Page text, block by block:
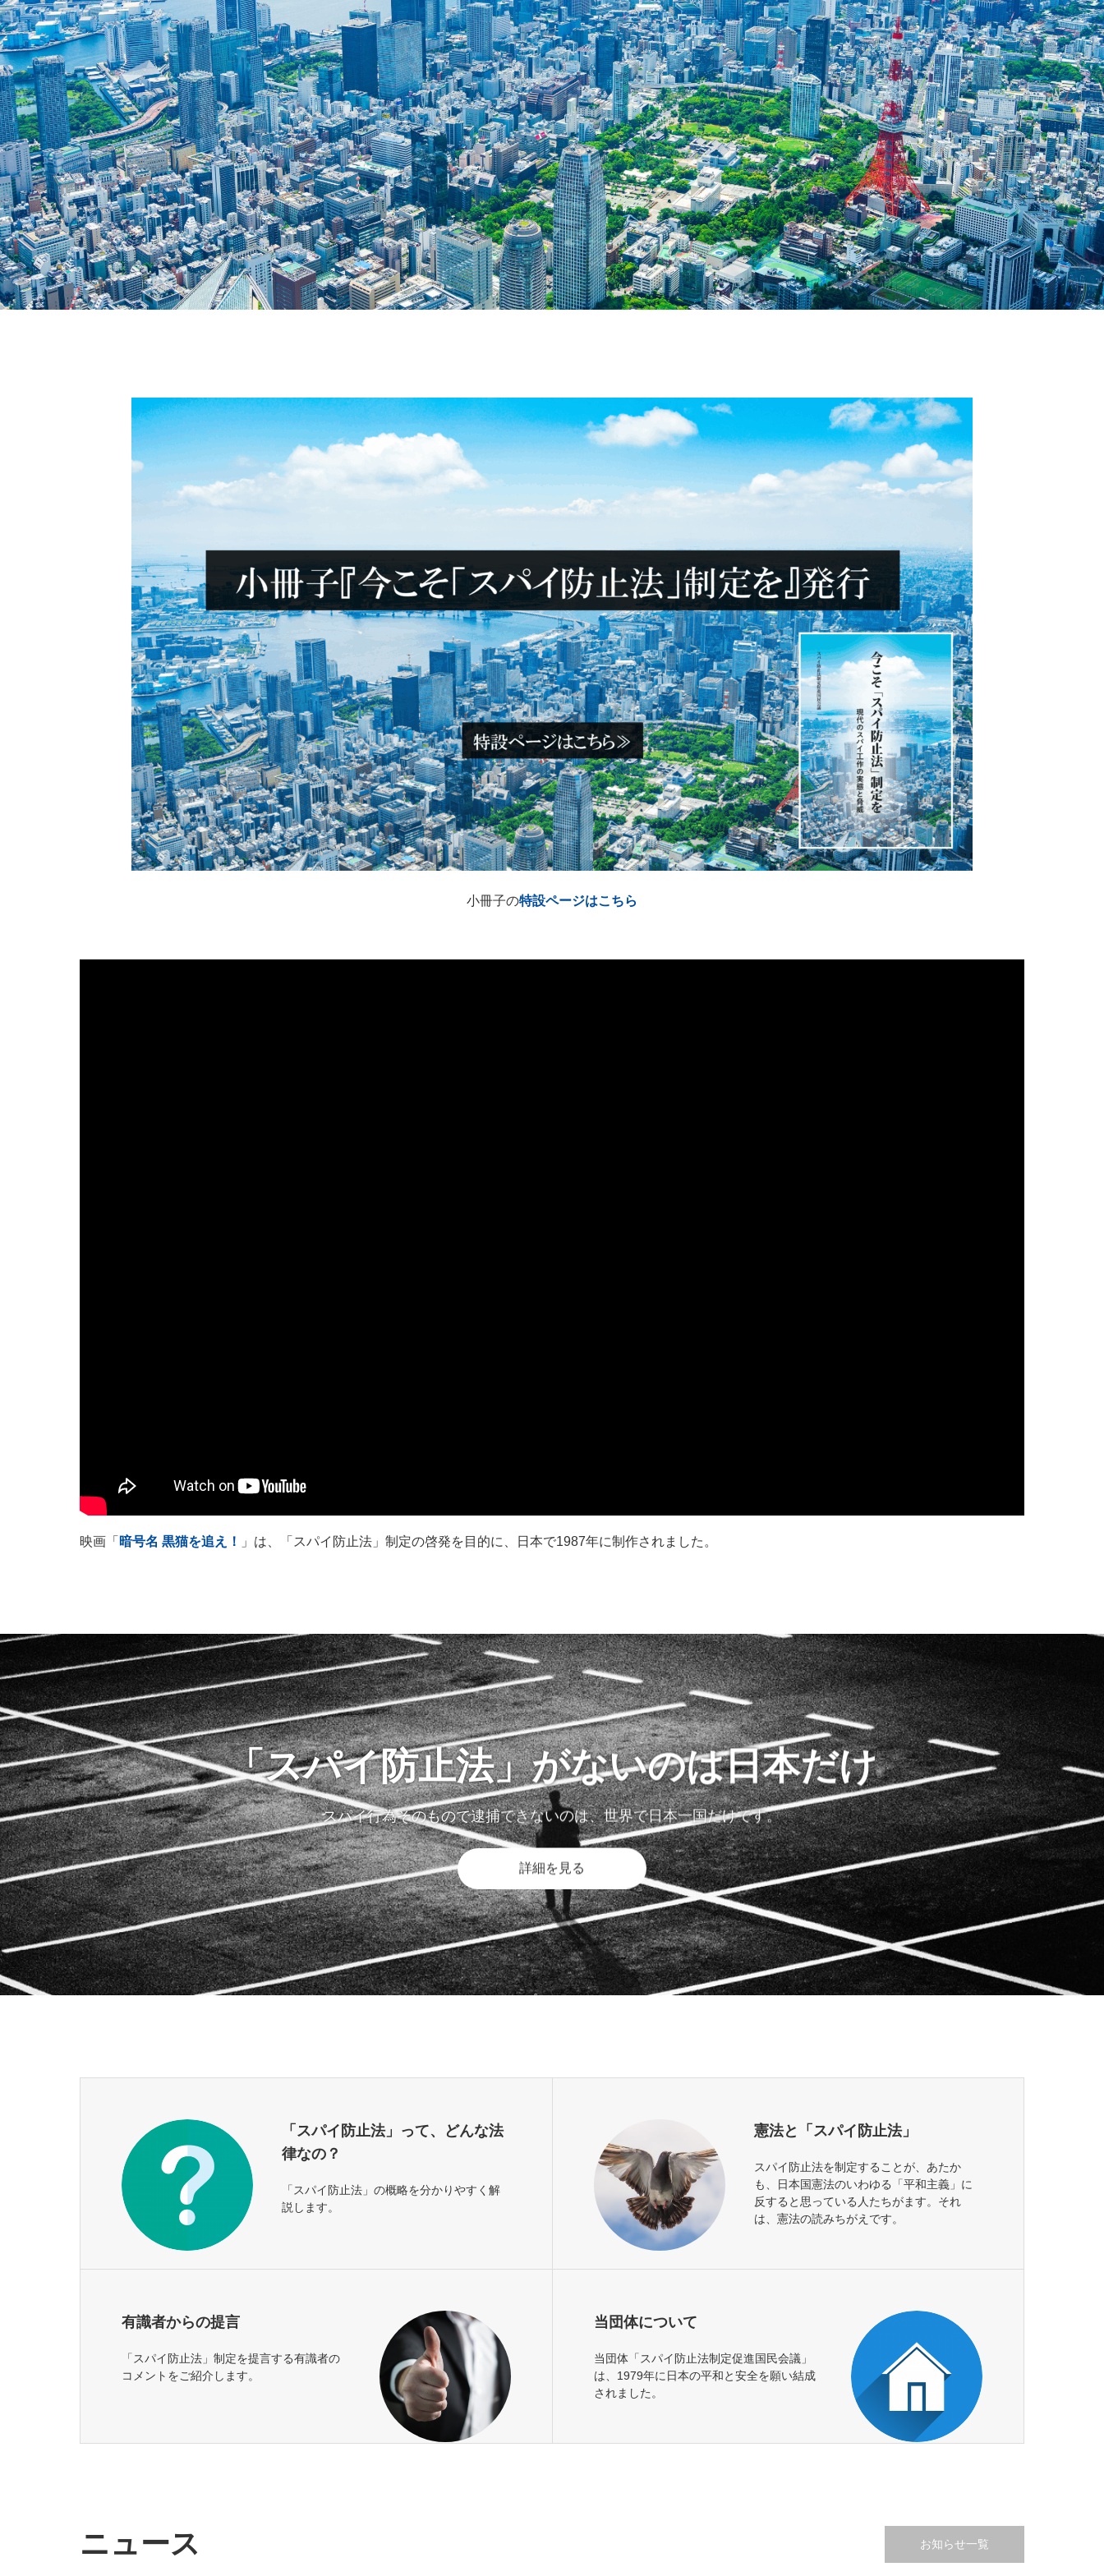
小冊子の特設ページはこちら
映画 「 暗号名 黒猫を追え！ 」は、「スパイ防止法」制定の啓発を目的に、日本で1987年に制作されました。
「スパイ防止法」がないのは日本だけ
スパイ行為そのもので逮捕できないのは、世界で日本一国だけです。
詳細を見る
「スパイ防止法」って、どんな法
律なの？
「スパイ防止法」の概略を分かりやすく解
説します。
憲法と「スパイ防止法」
スパイ防止法を制定することが、あたか
も、日本国憲法のいわゆる「平和主義」に
反すると思っている人たちがます。それ
は、憲法の読みちがえです。
有識者からの提言
「スパイ防止法」制定を提言する有識者の
コメントをご紹介します。
当団体について
当団体「スパイ防止法制定促進国民会議」
は、1979年に日本の平和と安全を願い結成
されました。
ニュース お知らせ一覧